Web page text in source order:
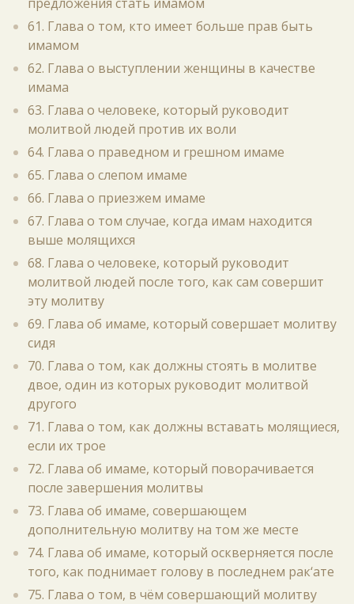
61. Глава о том, кто имеет больше прав быть
имамом
62. Глава о выступлении женщины в качестве
имама
63. Глава о человеке, который руководит
молитвой людей против их воли
64. Глава о праведном и грешном имаме
65. Глава о слепом имаме
66. Глава о приезжем имаме
67. Глава о том случае, когда имам находится
выше молящихся
68. Глава о человеке, который руководит
молитвой людей после того, как сам совершит
эту молитву
69. Глава об имаме, который совершает молитву
сидя
70. Глава о том, как должны стоять в молитве
двое, один из которых руководит молитвой
другого
71. Глава о том, как должны вставать молящиеся,
если их трое
72. Глава об имаме, который поворачивается
после завершения молитвы
73. Глава об имаме, совершающем
дополнительную молитву на том же месте
74. Глава об имаме, который оскверняется после
того, как поднимает голову в последнем рак‘ате
75. Глава о том, в чём совершающий молитву